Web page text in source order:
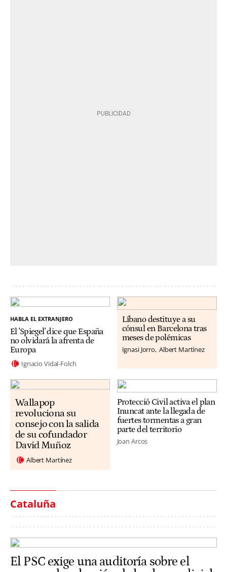
HABLA EL EXTRANJERO
El 'Spiegel' dice que España
no olvidará la afrenta de
Europa
Ignacio Vidal-Folch
Líbano destituye a su
cónsul en Barcelona tras
meses de polémicas
Ignasi Jorro Albert Martínez
Wallapop
revoluciona su
consejo con la salida
de su cofundador
David Muñoz
Albert Martínez
Protecció Civil activa el plan
Inuncat ante la llegada de
fuertes tormentas a gran
parte del territorio
Joan Arcos
Cataluña
El PSC exige una auditoría sobre el